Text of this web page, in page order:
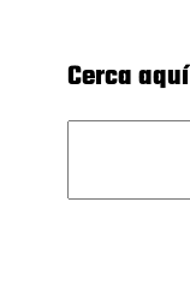
Cerca aquí